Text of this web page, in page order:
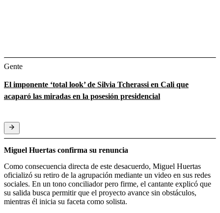
Gente
El imponente ‘total look’ de Silvia Tcherassi en Cali que
acaparó las miradas en la posesión presidencial
Miguel Huertas confirma su renuncia
Como consecuencia directa de este desacuerdo, Miguel Huertas
oficializó su retiro de la agrupación mediante un video en sus redes
sociales. En un tono conciliador pero firme, el cantante explicó que
su salida busca permitir que el proyecto avance sin obstáculos,
mientras él inicia su faceta como solista.